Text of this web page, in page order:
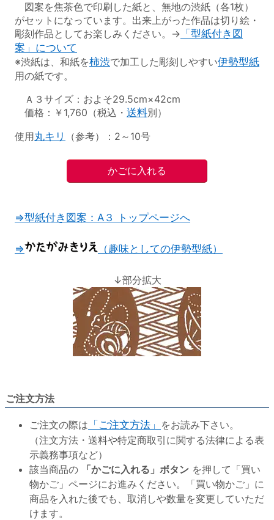
図案を焦茶色で印刷した紙と、無地の渋紙（各1枚）
がセットになっています。出来上がった作品は切り絵・
彫刻作品としてお楽しみください。→ 「型紙付き図
案」について
※渋紙は、和紙を柿渋で加工した彫刻しやすい伊勢型紙
用の紙です。
Ａ３サイズ：およそ29.5cm×42cm
価格：￥1,760（税込・ 送料別）
使用丸キリ （参考）：2～10号
⇒型紙付き図案：A３ トップページへ
⇒ （趣味としての伊勢型紙）
↓部分拡大
ご注文方法
ご注文の際は 「ご注文方法」 をお読み下さい。
（注文方法・送料や特定商取引に関する法律による表
示義務事項など）
該当商品の
「かごに入れる」ボタン を押して「買い
物かご」ページにお進みください。「買い物かご」に
商品を入れた後でも、取消しや数量を変更していただ
けます。